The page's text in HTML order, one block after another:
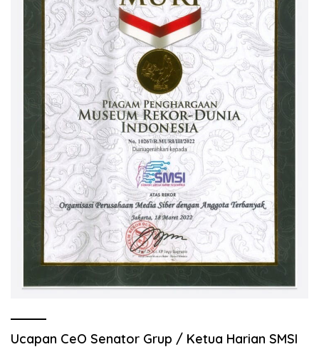
Ucapan CeO Senator Grup / Ketua Harian SMSI